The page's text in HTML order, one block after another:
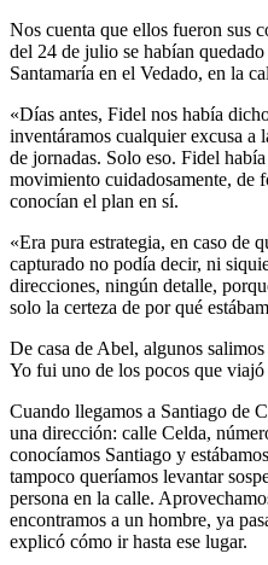
Nos cuenta que ellos fueron sus
del 24 de julio se habían
Santamaría en el Vedado, en la
«Días antes, Fidel nos había
inventáramos cualquier excusa a
de jornadas. Solo eso. Fidel
movimiento cuidadosamente, de
conocían el plan en sí.
«Era pura estrategia, en caso de
capturado no podía decir, ni
direcciones, ningún detalle,
solo la certeza de por qué
De casa de Abel, algunos
Yo fui uno de los pocos que
Cuando llegamos a Santiago de
una dirección: calle Celda,
conocíamos Santiago y
tampoco queríamos levantar
persona en la calle.
encontramos a un hombre, ya
explicó cómo ir hasta ese lugar.